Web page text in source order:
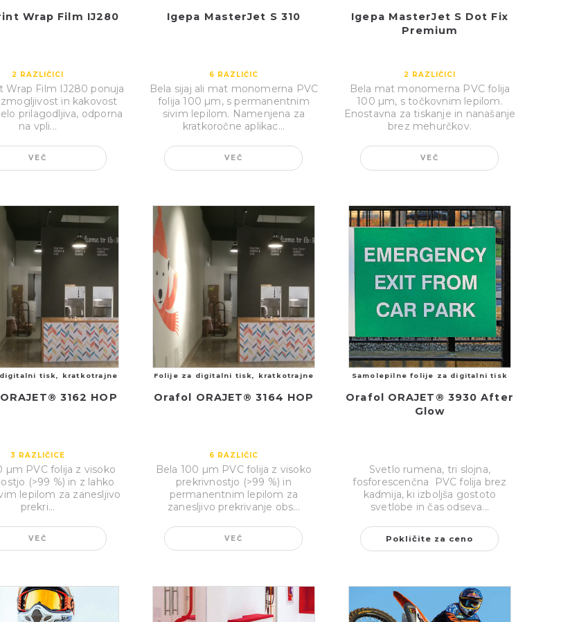
Wrap Film IJ280
2 RAZLIČICI
Film IJ280 ponuja
in kakovost
prilagodljiva, odporna
na vpli...
VEČ
Igepa MasterJet S 310
6 RAZLIČIC
Bela sijaj ali mat monomerna PVC
folija 100 µm, s permanentnim
sivim lepilom. Namenjena za
kratkoročne aplikac...
VEČ
Igepa MasterJet S Dot Fix
Premium
2 RAZLIČICI
Bela mat monomerna PVC folija
100 µm, s točkovnim lepilom.
Enostavna za tiskanje in nanašanje
brez mehurčkov.
VEČ
tisk, kratkotrajne
3162 HOP
3 RAZLIČICE
µm PVC folija z visoko
(>99 %) in z lahko
lepilom za zanesljivo
prekri...
VEČ
Folije za digitalni tisk, kratkotrajne
Orafol ORAJET® 3164 HOP
6 RAZLIČIC
Bela 100 µm PVC folija z visoko
prekrivnostjo (>99 %) in
permanentnim lepilom za
zanesljivo prekrivanje obs...
VEČ
Samolepilne folije za digitalni tisk
Orafol ORAJET® 3930 After
Glow
Svetlo rumena, tri slojna,
fosforescenčna PVC folija brez
kadmija, ki izboljša gostoto
svetlobe in čas odseva...
Pokličite za ceno